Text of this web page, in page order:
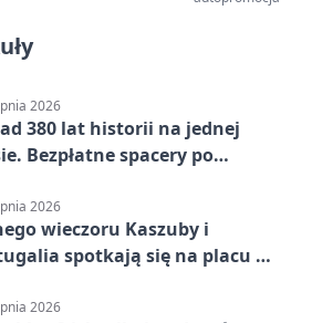
2026
380 lat historii na jednej
Bezpłatne spacery po
2026
wieczoru Kaszuby i
spotkają się na placu w
2026